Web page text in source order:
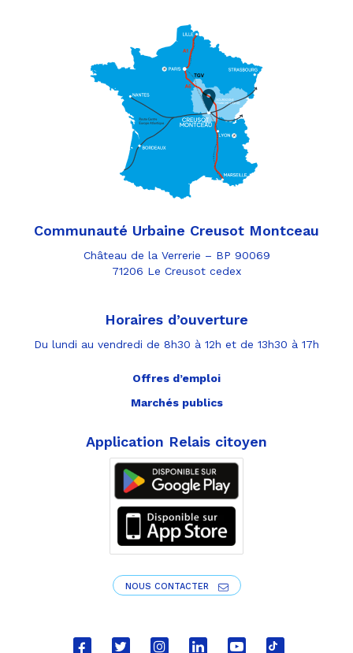
Communauté Urbaine Creusot Montceau
Château de la Verrerie – BP 90069
71206 Le Creusot cedex
Horaires d’ouverture
Du lundi au vendredi de 8h30 à 12h et de 13h30 à 17h
Offres d’emploi
Marchés publics
Application Relais citoyen
NOUS CONTACTER